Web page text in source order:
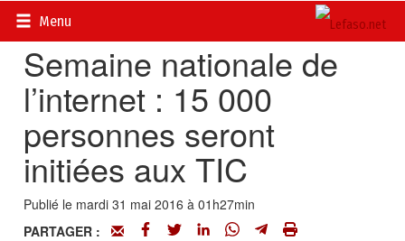
Menu
Accueil>
Semaine nationale de
l’internet : 15 000
personnes seront
initiées aux TIC
Publié le mardi 31 mai 2016 à 01h27min
PARTAGER :